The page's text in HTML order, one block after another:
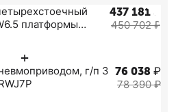
437 181 ₽
450 702₽
+
г/п 3 76 038 ₽
78 390₽